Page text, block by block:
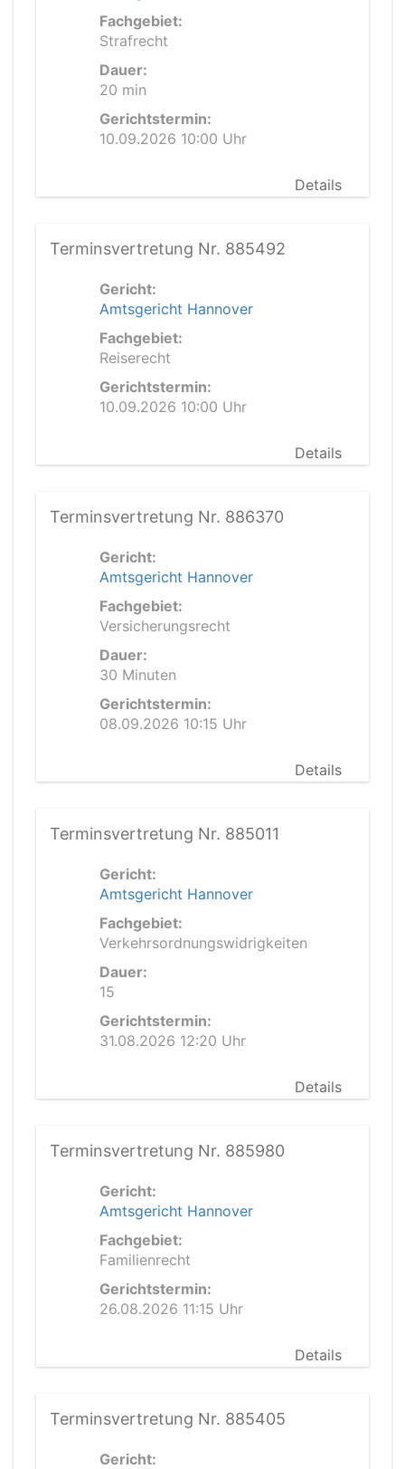
Fachgebiet:
Strafrecht
Dauer:
20 min
Gerichtstermin:
10.09.2026 10:00 Uhr
Details
Terminsvertretung Nr. 885492
Gericht:
Amtsgericht Hannover
Fachgebiet:
Reiserecht
Gerichtstermin:
10.09.2026 10:00 Uhr
Details
Terminsvertretung Nr. 886370
Gericht:
Amtsgericht Hannover
Fachgebiet:
Versicherungsrecht
Dauer:
30 Minuten
Gerichtstermin:
08.09.2026 10:15 Uhr
Details
Terminsvertretung Nr. 885011
Gericht:
Amtsgericht Hannover
Fachgebiet:
Verkehrsordnungswidrigkeiten
Dauer:
15
Gerichtstermin:
31.08.2026 12:20 Uhr
Details
Terminsvertretung Nr. 885980
Gericht:
Amtsgericht Hannover
Fachgebiet:
Familienrecht
Gerichtstermin:
26.08.2026 11:15 Uhr
Details
Terminsvertretung Nr. 885405
Gericht: